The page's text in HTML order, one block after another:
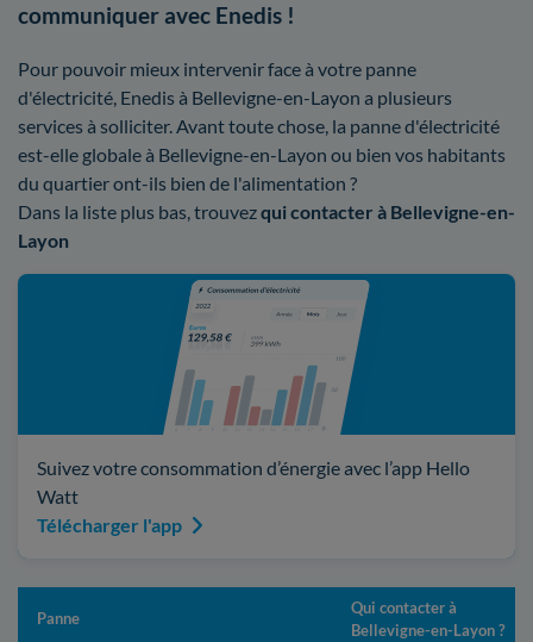
communiquer avec Enedis !
Pour pouvoir mieux intervenir face à votre panne
d'électricité, Enedis à Bellevigne-en-Layon a plusieurs
services à solliciter. Avant toute chose, la panne d'électricité
est-elle globale à Bellevigne-en-Layon ou bien vos habitants
du quartier ont-ils bien de l'alimentation ?
Dans la liste plus bas, trouvezqui contacter à Bellevigne-en-
Layon
Suivez votre consommation d’énergie avec l’app Hello
Watt
Télécharger l'app
Panne
Qui contacter à
Bellevigne-en-Layon ?